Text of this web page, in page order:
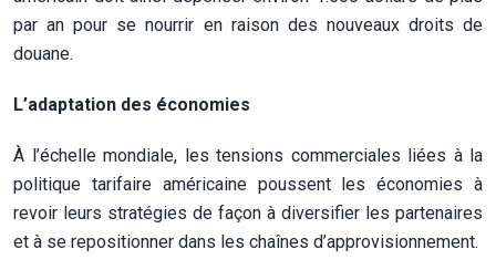
par an pour se nourrir en raison des nouveaux droits de
douane.
L’adaptation des économies
À l’échelle mondiale, les tensions commerciales liées à la
politique tarifaire américaine poussent les économies à
revoir leurs stratégies de façon à diversifier les partenaires
et à se repositionner dans les chaînes d’approvisionnement.